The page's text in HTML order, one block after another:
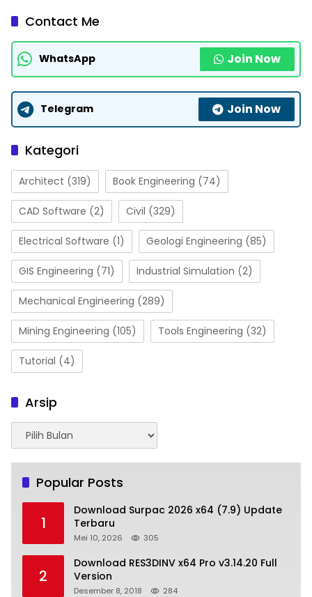
Contact Me
WhatsApp Join Now
Telegram Join Now
Kategori
Architect (319) Book Engineering (74)
CAD Software (2) Civil (329)
Electrical Software (1) Geologi Engineering (85)
GIS Engineering (71) Industrial Simulation (2)
Mechanical Engineering (289)
Mining Engineering (105) Tools Engineering (32)
Tutorial (4)
Arsip
Arsip
Popular Posts
1
Download Surpac 2026 x64 (7.9) Update
Terbaru
Mei 10, 2026 305
2
Download RES3DINV x64 Pro v3.14.20 Full
Version
Desember 8, 2018 284